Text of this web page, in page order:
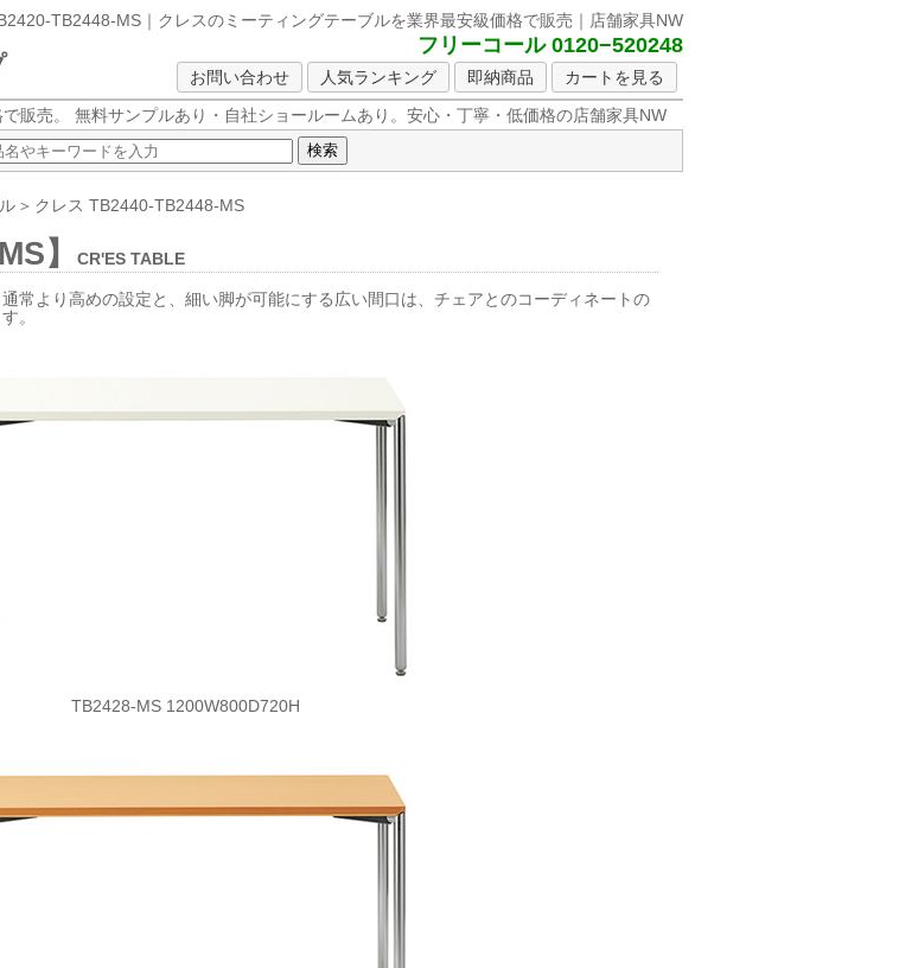
TB2448-MS｜クレスのミーティングテーブルを業界最安級価格で販売｜店舗家具NW
フリーコール 0120−520248
お問い合わせ 人気ランキング 即納商品
カートを見る
販売。
無料サンプルあり・自社ショールームあり。安心・丁寧・低価格の店舗家具NW
＞ クレス TB2440-TB2448-MS
】CR'ES TABLE
常より高めの設定と、細い脚が可能にする広い間口は、チェアとのコーディネートの
。
TB2428-MS 1200W800D720H